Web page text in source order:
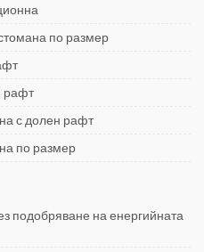
по размер
рафт
с долен рафт
по размер
подобряване на енергийната